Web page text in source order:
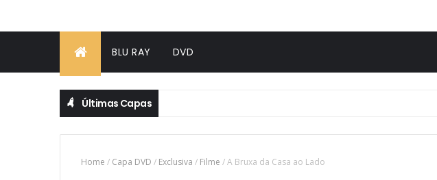
BLU RAY DVD
Últimas Capas
Home / Capa DVD / Exclusiva / Filme /A Bruxa da Casa ao Lado